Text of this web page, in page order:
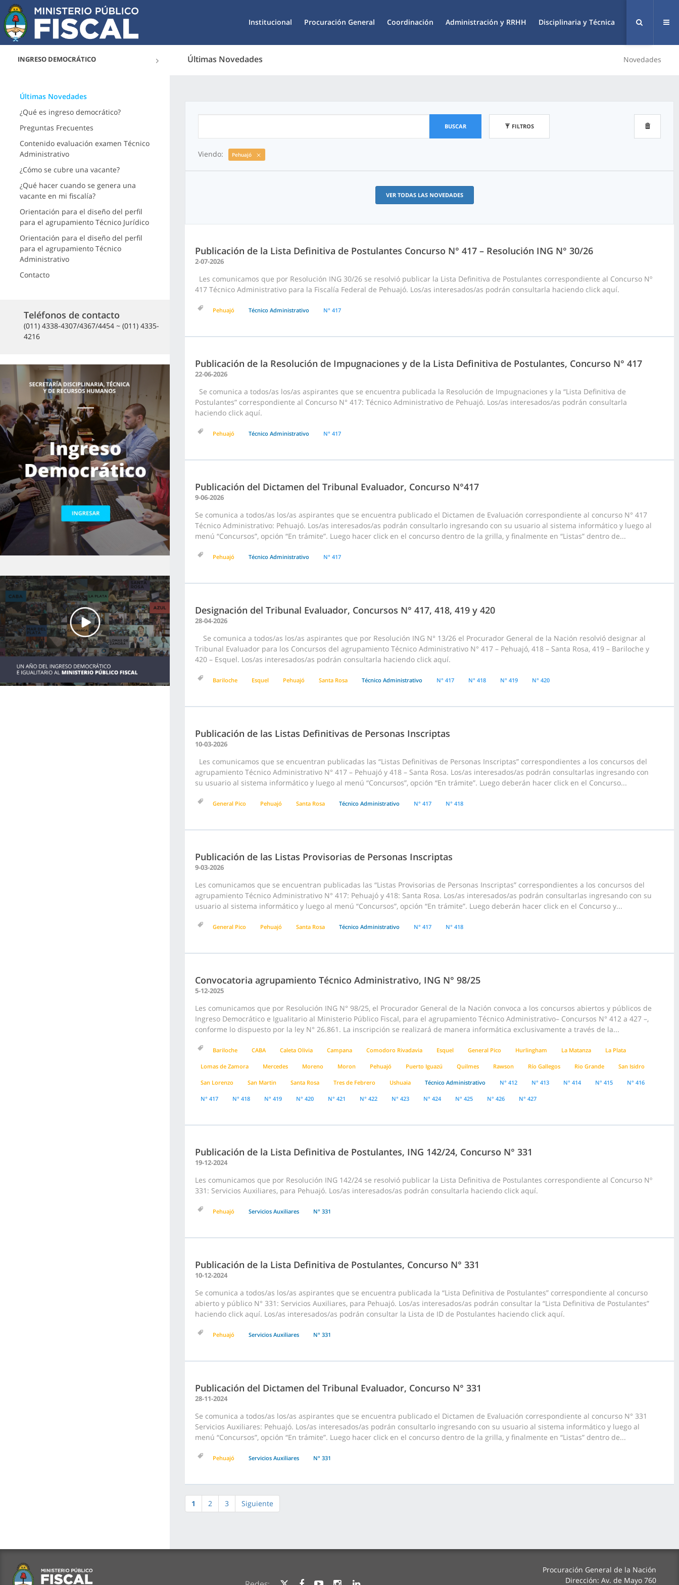
Institucional Procuración General Coordinación Administración y RRHH Disciplinaria y Técnica
INGRESO DEMOCRÁTICO Últimas Novedades Novedades
Últimas Novedades
¿Qué es ingreso democrático?
Preguntas Frecuentes
Contenido evaluación examen Técnico
Administrativo
¿Cómo se cubre una vacante?
¿Qué hacer cuando se genera una
vacante en mi fiscalía?
Orientación para el diseño del perfil
para el agrupamiento Técnico Jurídico
Orientación para el diseño del perfil
para el agrupamiento Técnico
Administrativo
Contacto
Teléfonos de contacto
(011) 4338-4307/4367/4454 ~ (011) 4335-
4216
BUSCAR FILTROS
Viendo: Pehuajó
VER TODAS LAS NOVEDADES
Publicación de la Lista Definitiva de Postulantes Concurso N° 417 – Resolución ING N° 30/26
2-07-2026
Les comunicamos que por Resolución ING 30/26 se resolvió publicar la Lista Definitiva de Postulantes correspondiente al Concurso Nº
417 Técnico Administrativo para la Fiscalía Federal de Pehuajó. Los/as interesados/as podrán consultarla haciendo click aquí.
Pehuajó Técnico Administrativo N° 417
Publicación de la Resolución de Impugnaciones y de la Lista Definitiva de Postulantes, Concurso N° 417
22-06-2026
Se comunica a todos/as los/as aspirantes que se encuentra publicada la Resolución de Impugnaciones y la “Lista Definitiva de
Postulantes” correspondiente al Concurso N° 417: Técnico Administrativo de Pehuajó. Los/as interesados/as podrán consultarla
haciendo click aquí.
Pehuajó Técnico Administrativo N° 417
Publicación del Dictamen del Tribunal Evaluador, Concurso N°417
9-06-2026
Se comunica a todos/as los/as aspirantes que se encuentra publicado el Dictamen de Evaluación correspondiente al concurso N° 417
Técnico Administrativo: Pehuajó. Los/as interesados/as podrán consultarlo ingresando con su usuario al sistema informático y luego al
menú “Concursos”, opción “En trámite”. Luego hacer click en el concurso dentro de la grilla, y finalmente en “Listas” dentro de...
Pehuajó Técnico Administrativo N° 417
Designación del Tribunal Evaluador, Concursos N° 417, 418, 419 y 420
28-04-2026
Se comunica a todos/as los/as aspirantes que por Resolución ING N° 13/26 el Procurador General de la Nación resolvió designar al
Tribunal Evaluador para los Concursos del agrupamiento Técnico Administrativo N° 417 – Pehuajó, 418 – Santa Rosa, 419 – Bariloche y
420 – Esquel. Los/as interesados/as podrán consultarla haciendo click aquí.
Bariloche Esquel Pehuajó Santa Rosa Técnico Administrativo N° 417 N° 418 N° 419 N° 420
Publicación de las Listas Definitivas de Personas Inscriptas
10-03-2026
Les comunicamos que se encuentran publicadas las “Listas Definitivas de Personas Inscriptas” correspondientes a los concursos del
agrupamiento Técnico Administrativo N° 417 – Pehuajó y 418 – Santa Rosa. Los/as interesados/as podrán consultarlas ingresando con
su usuario al sistema informático y luego al menú “Concursos”, opción “En trámite”. Luego deberán hacer click en el Concurso...
General Pico Pehuajó Santa Rosa Técnico Administrativo N° 417 N° 418
Publicación de las Listas Provisorias de Personas Inscriptas
9-03-2026
Les comunicamos que se encuentran publicadas las “Listas Provisorias de Personas Inscriptas” correspondientes a los concursos del
agrupamiento Técnico Administrativo N° 417: Pehuajó y 418: Santa Rosa. Los/as interesados/as podrán consultarlas ingresando con su
usuario al sistema informático y luego al menú “Concursos”, opción “En trámite”. Luego deberán hacer click en el Concurso y...
General Pico Pehuajó Santa Rosa Técnico Administrativo N° 417 N° 418
Convocatoria agrupamiento Técnico Administrativo, ING N° 98/25
5-12-2025
Les comunicamos que por Resolución ING N° 98/25, el Procurador General de la Nación convoca a los concursos abiertos y públicos de
Ingreso Democrático e Igualitario al Ministerio Público Fiscal, para el agrupamiento Técnico Administrativo– Concursos N° 412 a 427 –,
conforme lo dispuesto por la ley N° 26.861. La inscripción se realizará de manera informática exclusivamente a través de la...
Bariloche CABA Caleta Olivia Campana Comodoro Rivadavia Esquel General Pico Hurlingham La Matanza La Plata
Lomas de Zamora Mercedes Moreno Moron Pehuajó Puerto Iguazú Quilmes Rawson Río Gallegos Rio Grande San Isidro
San Lorenzo San Martin Santa Rosa Tres de Febrero Ushuaia Técnico Administrativo N° 412 N° 413 N° 414 N° 415 N° 416
N° 417 N° 418 N° 419 N° 420 N° 421 N° 422 N° 423 N° 424 N° 425 N° 426 N° 427
Publicación de la Lista Definitiva de Postulantes, ING 142/24, Concurso N° 331
19-12-2024
Les comunicamos que por Resolución ING 142/24 se resolvió publicar la Lista Definitiva de Postulantes correspondiente al Concurso Nº
331: Servicios Auxiliares, para Pehuajó. Los/as interesados/as podrán consultarla haciendo click aquí.
Pehuajó Servicios Auxiliares N° 331
Publicación de la Lista Definitiva de Postulantes, Concurso N° 331
10-12-2024
Se comunica a todos/as los/as aspirantes que se encuentra publicada la “Lista Definitiva de Postulantes” correspondiente al concurso
abierto y público N° 331: Servicios Auxiliares, para Pehuajó. Los/as interesados/as podrán consultar la “Lista Definitiva de Postulantes”
haciendo click aquí. Los/as interesados/as podrán consultar la Lista de ID de Postulantes haciendo click aquí.
Pehuajó Servicios Auxiliares N° 331
Publicación del Dictamen del Tribunal Evaluador, Concurso N° 331
28-11-2024
Se comunica a todos/as los/as aspirantes que se encuentra publicado el Dictamen de Evaluación correspondiente al concurso N° 331
Servicios Auxiliares: Pehuajó. Los/as interesados/as podrán consultarlo ingresando con su usuario al sistema informático y luego al
menú “Concursos”, opción “En trámite”. Luego hacer click en el concurso dentro de la grilla, y finalmente en “Listas” dentro de...
Pehuajó Servicios Auxiliares N° 331
1 2 3 Siguiente
Procuración General de la Nación
Dirección: Av. de Mayo 760